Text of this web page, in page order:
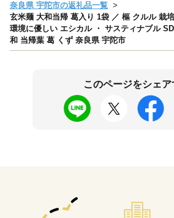
奈良県 宇陀市の返礼品一覧
玄米麺 大和当帰 葛入り 1袋 ／ 樞 クルル 栽
環境に優しい エシカル ・ サスティナブル
和 当帰葉 葛 くず 奈良県 宇陀市
このページをシェア